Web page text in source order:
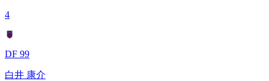
4
DF 99
白井 康介